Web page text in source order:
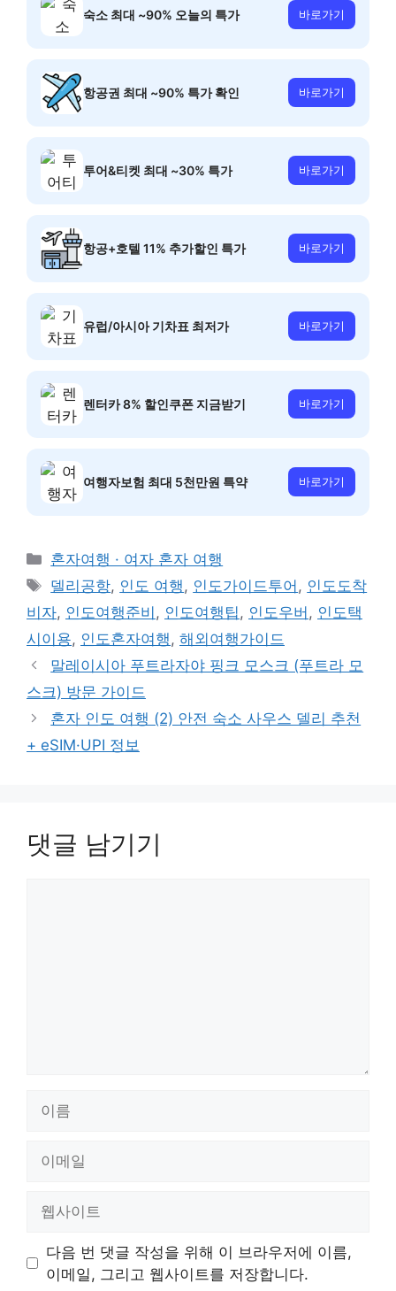
숙소 최대 ~90% 오늘의 특가 바로가기
항공권 최대 ~90% 특가 확인 바로가기
투어&티켓 최대 ~30% 특가 바로가기
항공+호텔 11% 추가할인 특가 바로가기
유럽/아시아 기차표 최저가 바로가기
렌터카 8% 할인쿠폰 지금받기 바로가기
여행자보험 최대 5천만원 특약 바로가기
카
테
리
혼자여행 · 여자 혼자 여행
태
그
델리공항, 인도 여행 , 인도가이드투어 , 인도도착
비자, 인도여행준비 , 인도여행팁 , 인도우버 , 인도택
시이용, 인도혼자여행 , 해외여행가이드
말레이시아 푸트라자야 핑크 모스크 (푸트라 모
스크) 방문 가이드
혼자 인도 여행 (2) 안전 숙소 사우스 델리 추천
+ eSIM·UPI 정보
댓글 남기기
트
다음 번 댓글 작성을 위해 이 브라우저에 이름,
이메일, 그리고 웹사이트를 저장합니다.